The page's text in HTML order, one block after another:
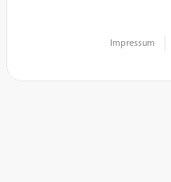
Impressum